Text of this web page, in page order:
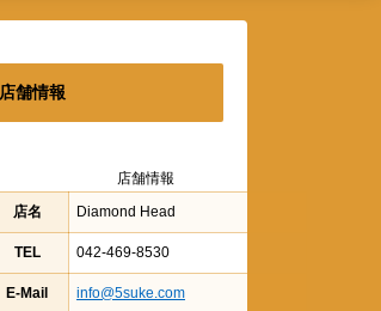
店舗情報
店舗情報
店名
Diamond Head
TEL 042-469-8530
E-Mail info@5suke.com